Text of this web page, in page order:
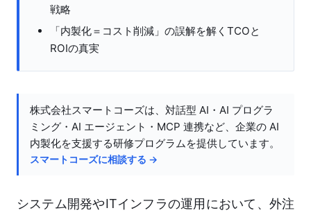
戦略
「内製化＝コスト削減」の誤解を解くTCOと
ROIの真実
株式会社スマートコーズは、対話型 AI・AI プログラ
ミング・AI エージェント・MCP 連携など、企業の AI
内製化を支援する研修プログラムを提供しています。
スマートコーズに相談する →
システム開発やITインフラの運用において、外注